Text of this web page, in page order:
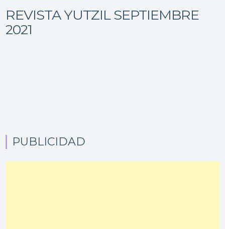
REVISTA YUTZIL SEPTIEMBRE
2021
PUBLICIDAD